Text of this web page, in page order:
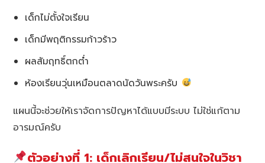
เด็กไม่ตั้งใจเรียน
เด็กมีพฤติกรรมก้าวร้าว
ผลสัมฤทธิ์ตกต่ำ
ห้องเรียนวุ่นเหมือนตลาดนัดวันพระครับ
แผนนี้จะช่วยให้เราจัดการปัญหาได้แบบมีระบบ ไม่ใช่แก้ตาม
อารมณ์ครับ
ตัวอย่างที่ 1: เด็กเลิกเรียน/ไม่สนใจในวิชา